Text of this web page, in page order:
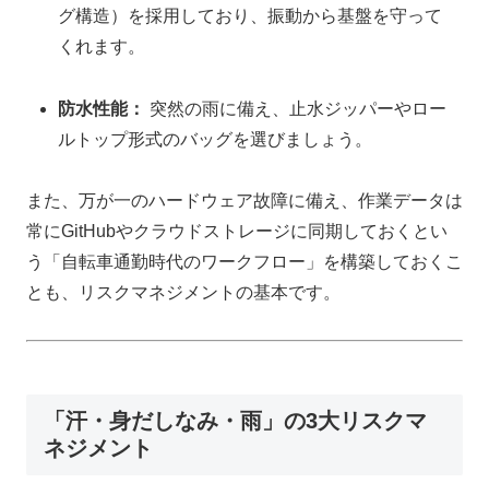
グ構造）を採用しており、振動から基盤を守って
くれます。
防水性能：
突然の雨に備え、止水ジッパーやロー
ルトップ形式のバッグを選びましょう。
また、万が一のハードウェア故障に備え、作業データは
常にGitHubやクラウドストレージに同期しておくとい
う「自転車通勤時代のワークフロー」を構築しておくこ
とも、リスクマネジメントの基本です。
「汗・身だしなみ・雨」の3大リスクマ
ネジメント